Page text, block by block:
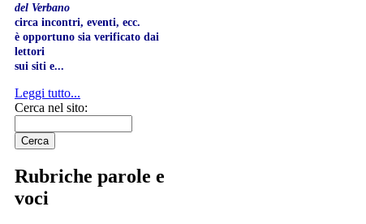
del Verbano
circa incontri, eventi, ecc.
è opportuno sia verificato dai
lettori
sui siti e...
Leggi tutto...
Cerca nel sito:
Rubriche parole e
voci